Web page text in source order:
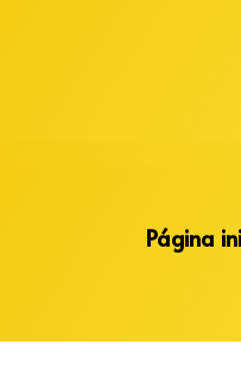
Página